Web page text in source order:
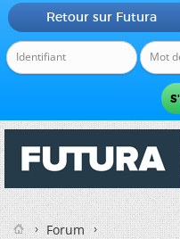
Retour sur Futura
Forum